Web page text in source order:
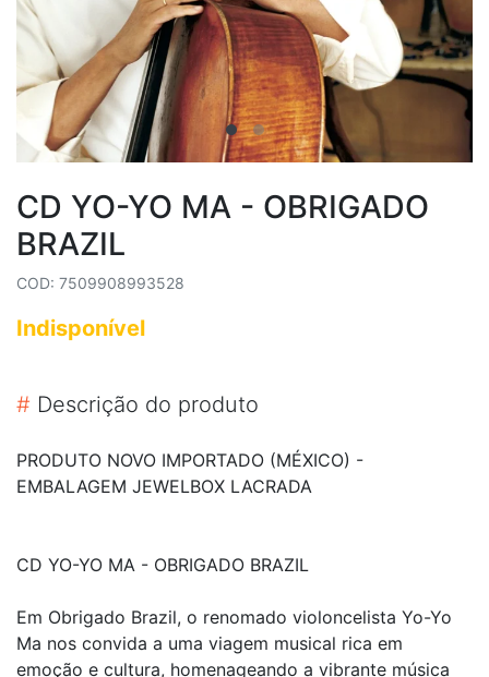
CD YO-YO MA - OBRIGADO
BRAZIL
COD: 7509908993528
Indisponível
# Descrição do produto
PRODUTO NOVO IMPORTADO (MÉXICO) -
EMBALAGEM JEWELBOX LACRADA
CD YO-YO MA - OBRIGADO BRAZIL
Em Obrigado Brazil, o renomado violoncelista Yo-Yo
Ma nos convida a uma viagem musical rica em
emoção e cultura, homenageando a vibrante música